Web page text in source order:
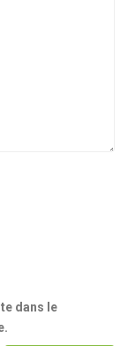
dans le